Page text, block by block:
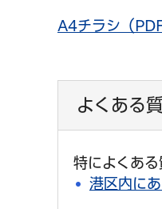
A4チラシ（
よくある
特によくある
港区内に